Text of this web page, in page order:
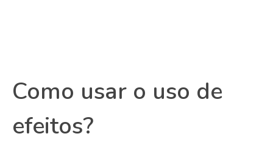
Como usar o uso de
efeitos?